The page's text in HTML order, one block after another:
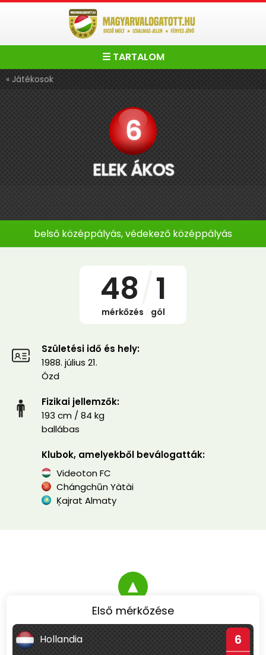
☰ TARTALOM
« Játékosok
6
ELEK ÁKOS
belső középpályás, védekező középpályás
48 1
mérkőzés gól
Születési idő és hely:
1988. július 21.
Ózd
Fizikai jellemzők:
193 cm / 84 kg
ballábas
Klubok, amelyekből beválogatták:
Videoton FC
Chángchūn Yàtài
Ķajrat Almaty
▲
Első mérkőzése
Hollandia 6